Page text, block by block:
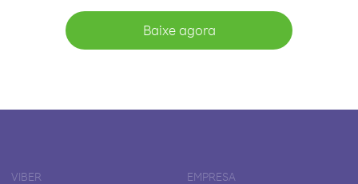
Baixe agora
VIBER EMPRESA